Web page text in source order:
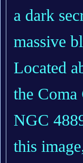
a dark
massive
Located
the
NGC
this